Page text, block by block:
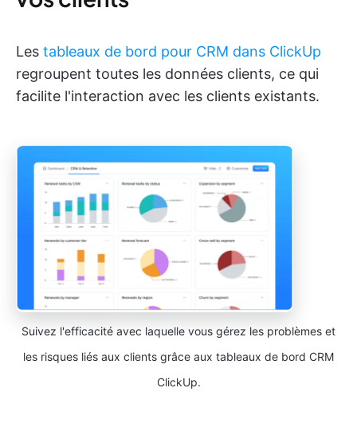
Les tableaux de bord pour CRM dans ClickUp
regroupent toutes les données clients, ce qui
facilite l'interaction avec les clients existants.
Suivez l'efficacité avec laquelle vous gérez les problèmes et
les risques liés aux clients grâce aux tableaux de bord CRM
ClickUp.